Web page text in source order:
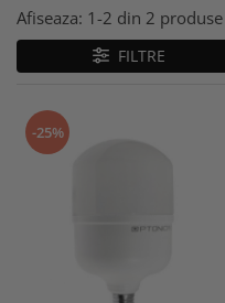
Intelight
Hikvision
Afiseaza: 1-2 din 2 produse
FILTRE
-25%